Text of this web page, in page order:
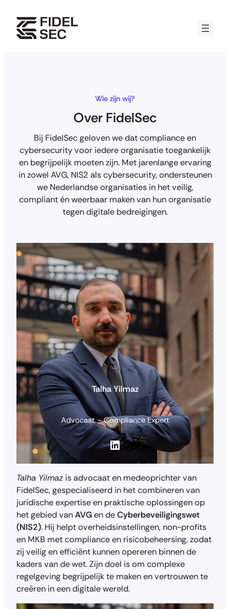
content
Wie zijn wij?
Over FidelSec
Bij FidelSec geloven we dat compliance en
cybersecurity voor iedere organisatie toegankelijk
en begrijpelijk moeten zijn. Met jarenlange ervaring
in zowel AVG, NIS2 als cybersecurity, ondersteunen
we Nederlandse organisaties in het veilig,
compliant én weerbaar maken van hun organisatie
tegen digitale bedreigingen.
Talha Yilmaz
Advocaat – Compliance Expert
LinkedIn
Talha Yilmaz is advocaat en medeoprichter van
FidelSec, gespecialiseerd in het combineren van
juridische expertise en praktische oplossingen op
het gebied vanAVGen deCyberbeveiligingswet
(NIS2). Hij helpt overheidsinstellingen, non-profits
en MKB met compliance en risicobeheersing, zodat
zij veilig en efficiënt kunnen opereren binnen de
kaders van de wet. Zijn doel is om complexe
regelgeving begrijpelijk te maken en vertrouwen te
creëren in een digitale wereld.